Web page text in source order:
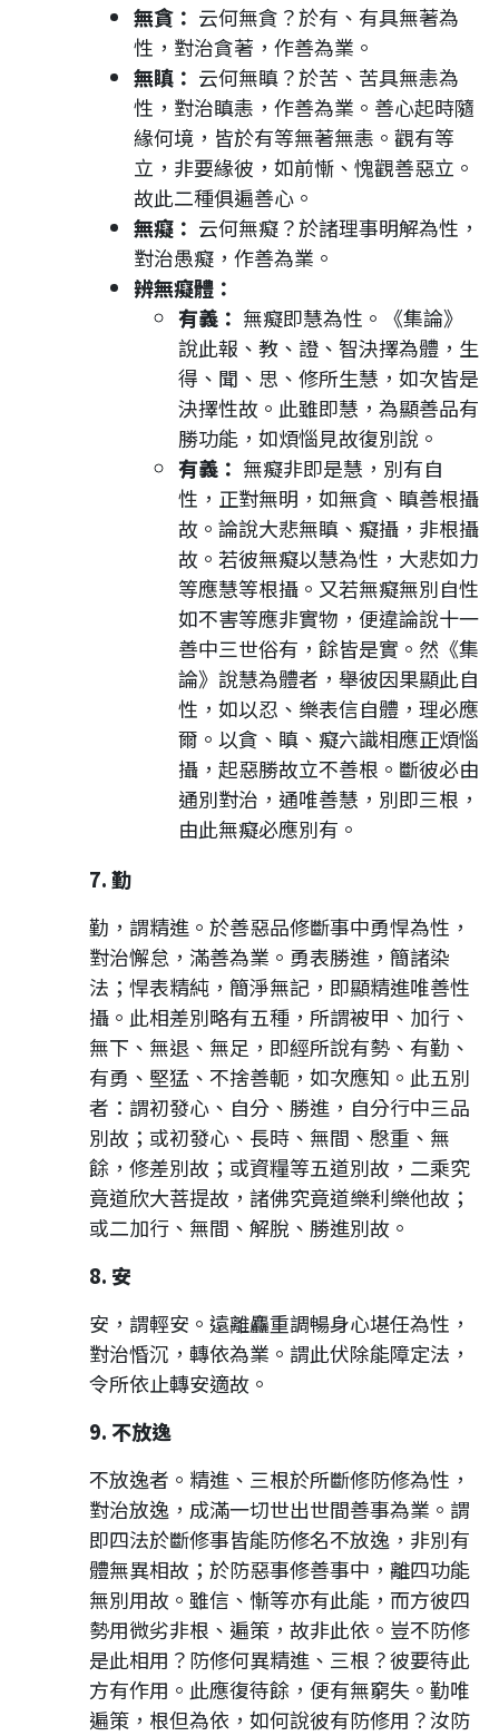
無貪： 云何無貪？於有、有具無著為
性，對治貪著，作善為業。
無瞋： 云何無瞋？於苦、苦具無恚為
性，對治瞋恚，作善為業。善心起時隨
緣何境，皆於有等無著無恚。觀有等
立，非要緣彼，如前慚、愧觀善惡立。
故此二種俱遍善心。
無癡： 云何無癡？於諸理事明解為性，
對治愚癡，作善為業。
辨無癡體：
有義： 無癡即慧為性。《集論》
說此報、教、證、智決擇為體，生
得、聞、思、修所生慧，如次皆是
決擇性故。此雖即慧，為顯善品有
勝功能，如煩惱見故復別說。
有義： 無癡非即是慧，別有自
性，正對無明，如無貪、瞋善根攝
故。論說大悲無瞋、癡攝，非根攝
故。若彼無癡以慧為性，大悲如力
等應慧等根攝。又若無癡無別自性
如不害等應非實物，便違論說十一
善中三世俗有，餘皆是實。然《集
論》說慧為體者，舉彼因果顯此自
性，如以忍、樂表信自體，理必應
爾。以貪、瞋、癡六識相應正煩惱
攝，起惡勝故立不善根。斷彼必由
通別對治，通唯善慧，別即三根，
由此無癡必應別有。
7. 勤
勤，謂精進。於善惡品修斷事中勇悍為性，
對治懈怠，滿善為業。勇表勝進，簡諸染
法；悍表精純，簡淨無記，即顯精進唯善性
攝。此相差別略有五種，所謂被甲、加行、
無下、無退、無足，即經所說有勢、有勤、
有勇、堅猛、不捨善軛，如次應知。此五別
者：謂初發心、自分、勝進，自分行中三品
別故；或初發心、長時、無間、慇重、無
餘，修差別故；或資糧等五道別故，二乘究
竟道欣大菩提故，諸佛究竟道樂利樂他故；
或二加行、無間、解脫、勝進別故。
8. 安
安，謂輕安。遠離麤重調暢身心堪任為性，
對治惛沉，轉依為業。謂此伏除能障定法，
令所依止轉安適故。
9. 不放逸
不放逸者。精進、三根於所斷修防修為性，
對治放逸，成滿一切世出世間善事為業。謂
即四法於斷修事皆能防修名不放逸，非別有
體無異相故；於防惡事修善事中，離四功能
無別用故。雖信、慚等亦有此能，而方彼四
勢用微劣非根、遍策，故非此依。豈不防修
是此相用？防修何異精進、三根？彼要待此
方有作用。此應復待餘，便有無窮失。勤唯
遍策，根但為依，如何說彼有防修用？汝防